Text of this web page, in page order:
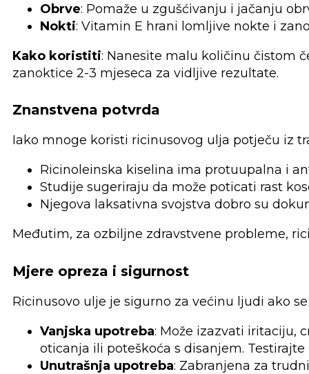
Obrve: Pomaže u zgušćivanju i jačanju
Nokti: Vitamin E hrani lomljive nokte i
Kako koristiti: Nanesite malu količinu čistom
zanoktice 2-3 mjeseca za vidljive rezultate.
Znanstvena potvrda
Iako mnoge koristi ricinusovog ulja potječu iz
Ricinoleinska kiselina ima protuupalna i
Studije sugeriraju da može poticati rast
Njegova laksativna svojstva dobro su
Međutim, za ozbiljne zdravstvene probleme,
Mjere opreza i sigurnost
Ricinusovo ulje je sigurno za većinu ljudi ako
Vanjska upotreba: Može izazvati iritaciju,
oticanja ili poteškoća s disanjem.
Unutrašnja upotreba: Zabranjena za